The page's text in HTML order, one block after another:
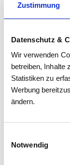
Zustimmung
Datenschutz &
Wir verwenden
betreiben, Inhalte
Statistiken zu
Werbung
ändern.
Notwendig
Widerruf
Viele
ausdrücklichen
bereits erteilte